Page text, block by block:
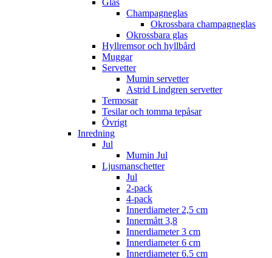
Glas
Champagneglas
Okrossbara champagneglas
Okrossbara glas
Hyllremsor och hyllbård
Muggar
Servetter
Mumin servetter
Astrid Lindgren servetter
Termosar
Tesilar och tomma tepåsar
Övrigt
Inredning
Jul
Mumin Jul
Ljusmanschetter
Jul
2-pack
4-pack
Innerdiameter 2,5 cm
Innermått 3,8
Innerdiameter 3 cm
Innerdiameter 6 cm
Innerdiameter 6.5 cm